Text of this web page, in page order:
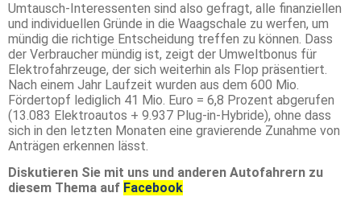
Umtausch-Interessenten sind also gefragt, alle finanziellen
und individuellen Gründe in die Waagschale zu werfen, um
mündig die richtige Entscheidung treffen zu können. Dass
der Verbraucher mündig ist, zeigt der Umweltbonus für
Elektrofahrzeuge, der sich weiterhin als Flop präsentiert.
Nach einem Jahr Laufzeit wurden aus dem 600 Mio.
Fördertopf lediglich 41 Mio. Euro = 6,8 Prozent abgerufen
(13.083 Elektroautos + 9.937 Plug-in-Hybride), ohne dass
sich in den letzten Monaten eine gravierende Zunahme von
Anträgen erkennen lässt.
Diskutieren Sie mit uns und anderen Autofahrern zu
diesem Thema auf Facebook